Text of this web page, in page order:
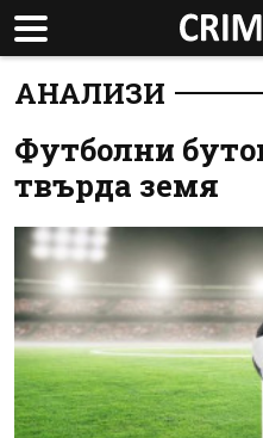
АНАЛИЗИ
Футболни
твърда земя